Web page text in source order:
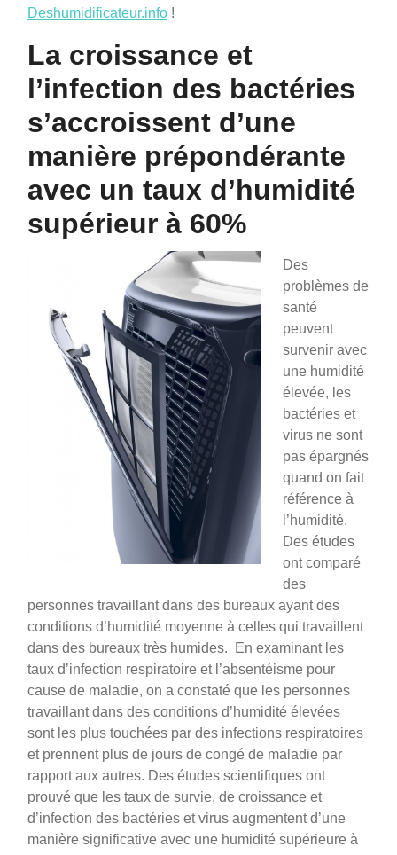
Deshumidificateur.info !
La croissance et
l’infection des bactéries
s’accroissent d’une
manière prépondérante
avec un taux d’humidité
supérieur à 60%
Des
problèmes de
santé
peuvent
survenir avec
une humidité
élevée, les
bactéries et
virus ne sont
pas épargnés
quand on fait
référence à
l’humidité.
Des études
ont comparé
des
personnes travaillant dans des bureaux ayant des
conditions d’humidité moyenne à celles qui travaillent
dans des bureaux très humides. En examinant les
taux d’infection respiratoire et l’absentéisme pour
cause de maladie, on a constaté que les personnes
travaillant dans des conditions d’humidité élevées
sont les plus touchées par des infections respiratoires
et prennent plus de jours de congé de maladie par
rapport aux autres. Des études scientifiques ont
prouvé que les taux de survie, de croissance et
d’infection des bactéries et virus augmentent d’une
manière significative avec une humidité supérieure à